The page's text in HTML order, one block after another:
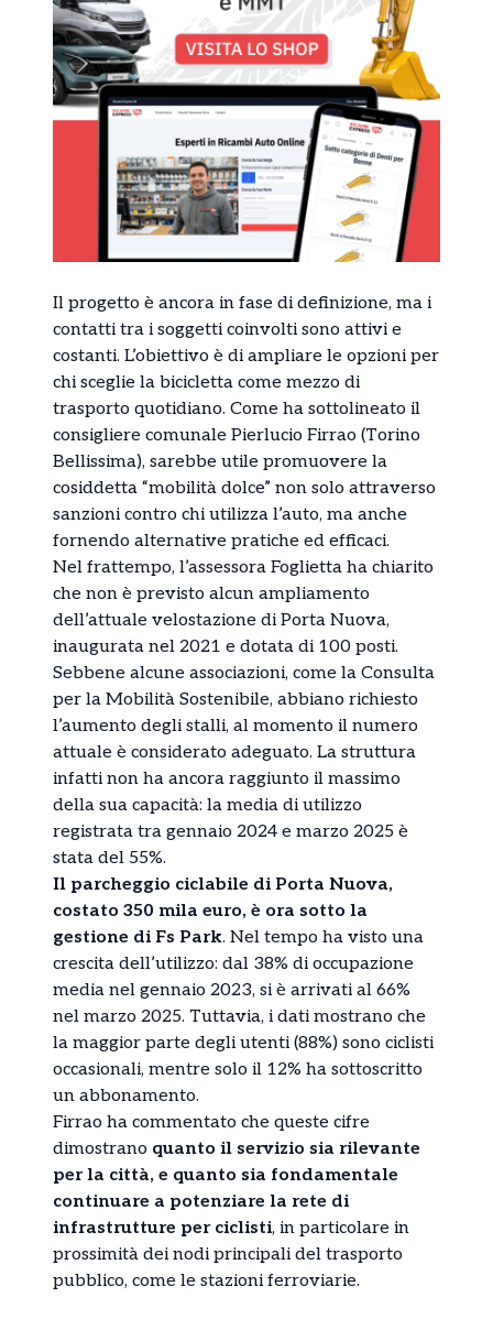
Il progetto è ancora in fase di definizione, ma i
contatti tra i soggetti coinvolti sono attivi e
costanti. L’obiettivo è di ampliare le opzioni per
chi sceglie la bicicletta come mezzo di
trasporto quotidiano. Come ha sottolineato il
consigliere comunale Pierlucio Firrao (Torino
Bellissima), sarebbe utile promuovere la
cosiddetta “mobilità dolce” non solo attraverso
sanzioni contro chi utilizza l’auto, ma anche
fornendo alternative pratiche ed efficaci.
Nel frattempo, l’assessora Foglietta ha chiarito
che non è previsto alcun ampliamento
dell’attuale velostazione di Porta Nuova,
inaugurata nel 2021 e dotata di 100 posti.
Sebbene alcune associazioni, come la Consulta
per la Mobilità Sostenibile, abbiano richiesto
l’aumento degli stalli, al momento il numero
attuale è considerato adeguato. La struttura
infatti non ha ancora raggiunto il massimo
della sua capacità: la media di utilizzo
registrata tra gennaio 2024 e marzo 2025 è
stata del 55%.
Il parcheggio ciclabile di Porta Nuova,
costato 350 mila euro, è ora sotto la
gestione di Fs Park. Nel tempo ha visto una
crescita dell’utilizzo: dal 38% di occupazione
media nel gennaio 2023, si è arrivati al 66%
nel marzo 2025. Tuttavia, i dati mostrano che
la maggior parte degli utenti (88%) sono ciclisti
occasionali, mentre solo il 12% ha sottoscritto
un abbonamento.
Firrao ha commentato che queste cifre
dimostrano quanto il servizio sia rilevante
per la città, e quanto sia fondamentale
continuare a potenziare la rete di
infrastrutture per ciclisti, in particolare in
prossimità dei nodi principali del trasporto
pubblico, come le stazioni ferroviarie.